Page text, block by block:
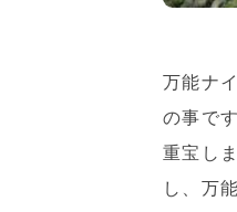
万能ナ
の事で
重宝し
し、万